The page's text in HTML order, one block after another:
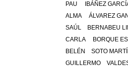
PAU IBÁÑEZ
ALMA ÁLVAREZ
SAÚL BERNABEU
CARLA BORQUE
BELÉN SOTO
GUILLERMO